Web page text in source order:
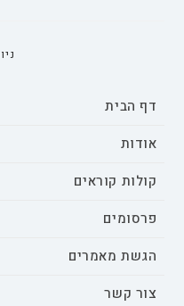
טורדנית-
דף הבית
אודות
קולות קוראים
פרסומים
הגשת מאמרים
צור קשר